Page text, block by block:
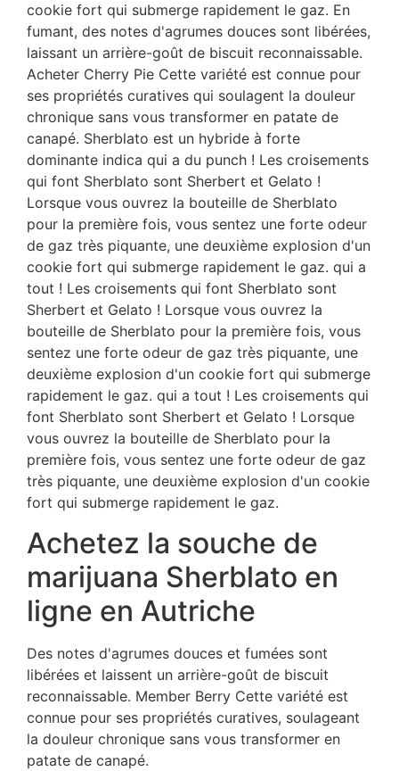
cookie fort qui submerge rapidement le gaz. En
fumant, des notes d'agrumes douces sont libérées,
laissant un arrière-goût de biscuit reconnaissable.
Acheter Cherry Pie Cette variété est connue pour
ses propriétés curatives qui soulagent la douleur
chronique sans vous transformer en patate de
canapé. Sherblato est un hybride à forte
dominante indica qui a du punch ! Les croisements
qui font Sherblato sont Sherbert et Gelato !
Lorsque vous ouvrez la bouteille de Sherblato
pour la première fois, vous sentez une forte odeur
de gaz très piquante, une deuxième explosion d'un
cookie fort qui submerge rapidement le gaz. qui a
tout ! Les croisements qui font Sherblato sont
Sherbert et Gelato ! Lorsque vous ouvrez la
bouteille de Sherblato pour la première fois, vous
sentez une forte odeur de gaz très piquante, une
deuxième explosion d'un cookie fort qui submerge
rapidement le gaz. qui a tout ! Les croisements qui
font Sherblato sont Sherbert et Gelato ! Lorsque
vous ouvrez la bouteille de Sherblato pour la
première fois, vous sentez une forte odeur de gaz
très piquante, une deuxième explosion d'un cookie
fort qui submerge rapidement le gaz.
Achetez la souche de
marijuana Sherblato en
ligne en Autriche
Des notes d'agrumes douces et fumées sont
libérées et laissent un arrière-goût de biscuit
reconnaissable. Member Berry Cette variété est
connue pour ses propriétés curatives, soulageant
la douleur chronique sans vous transformer en
patate de canapé.